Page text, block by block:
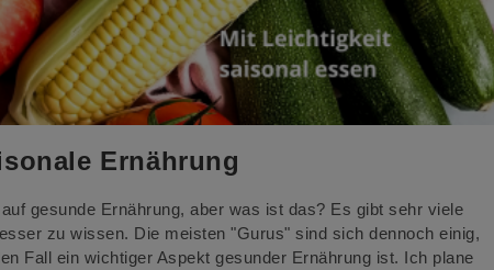
Ernährung
gesunde Ernährung, aber was ist das? Es gibt sehr viele
zu wissen. Die meisten "Gurus" sind sich dennoch einig,
Fall ein wichtiger Aspekt gesunder Ernährung ist. Ich plane